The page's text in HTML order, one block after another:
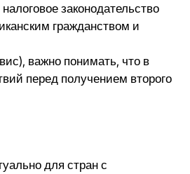
законодательство
гражданством и
важно понимать, что в
перед получением второго
для стран с